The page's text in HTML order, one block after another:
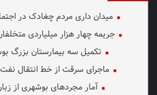
میدان داری مردم چغادک در
جریمه چهار هزار میلیاردی
تکمیل سه بیمارستان بزرگ بوشهر تا
ماجرای سرقت از خط انتقال نفت
آمار مجردهای بوشهری از